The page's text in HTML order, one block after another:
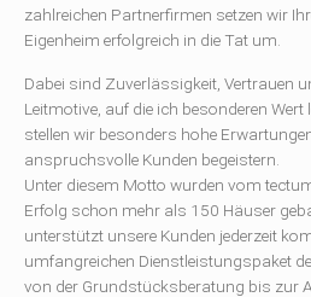
zahlreichen Partnerfirmen setzen wir
Eigenheim erfolgreich in die Tat um.
Dabei sind Zuverlässigkeit, Vertrauen
Leitmotive, auf die ich besonderen Wert
stellen wir besonders hohe
anspruchsvolle Kunden begeistern.
Unter diesem Motto wurden vom
Erfolg schon mehr als 150 Häuser
unterstützt unsere Kunden jederzeit
umfangreichen Dienstleistungspaket
von der Grundstücksberatung bis zur